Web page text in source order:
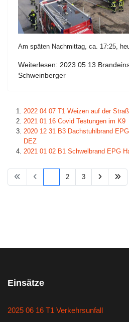
Am späten Nachmittag, ca. 17:25,
Weiterlesen: 2023 05 13
Schweinberger
2022 04 07 T1 Weizen auf der
2021 01 16 Covid Testungen im K9
2020 12 31 B3 Dachstuhlbrand
DEZ
2021 01 02 B1 Schwelbrand EPG
2 3
Einsätze
2025 06 16 T1 Verkehrsunfall